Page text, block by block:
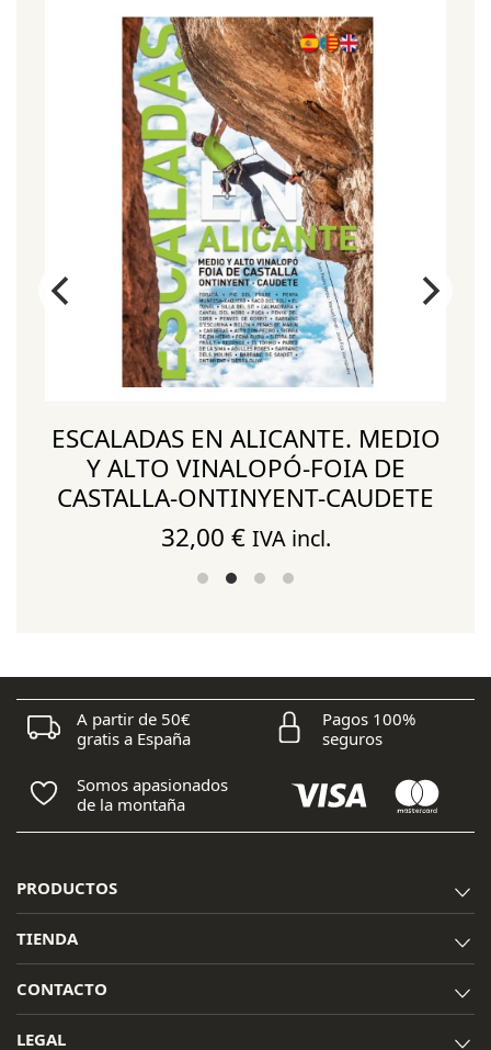
ESCALADAS EN ALICANTE. MEDIO
Y ALTO VINALOPÓ-FOIA DE
CASTALLA-ONTINYENT-CAUDETE
32,00 € IVA incl.
A partir de 50€
gratis a España
Pagos 100%
seguros
Somos apasionados
de la montaña
PRODUCTOS
TIENDA
CONTACTO
LEGAL